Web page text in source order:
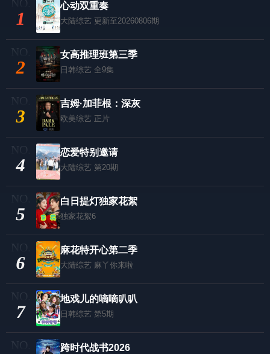
1
心动双重奏
大陆综艺 更新至20260806期
2
女高推理班第三季
日韩综艺 全9集
3
吉姆·加菲根：深灰
欧美综艺 正片
4
恋爱特别邀请
大陆综艺 第20期
5
白日提灯独家花絮
独家花絮6
6
麻花特开心第二季
大陆综艺 麻丫你来啦
7
地戏儿的嘀嘀叭叭
日韩综艺 第5期
跨时代战书2026